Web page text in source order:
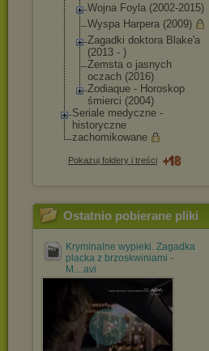
Wojna Foyla (2002-2015)
Wyspa Harpera (2009)
Zagadki doktora Blake'a
(2013 - )
Zemsta o jasnych
oczach (2016)
Zodiaque - Horoskop
śmierci (2004)
Seriale medyczne -
historyczne
zachomikowane
Pokazuj foldery i treści
Ostatnio pobierane pliki
Kryminalne wypieki. Zagadka
placka z brzoskwiniami -
M....avi